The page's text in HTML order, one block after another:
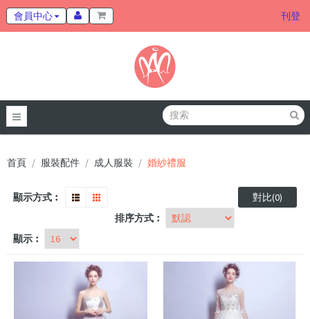
會員中心 刊登
首頁 服裝配件 成人服裝 婚紗禮服
顯示方式︰
對比(0)
排序方式︰
顯示︰